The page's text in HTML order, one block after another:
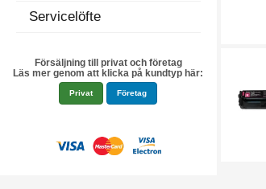
Servicelöfte
Försäljning till privat och företag
Läs mer genom att klicka på kundtyp här:
Privat Företag